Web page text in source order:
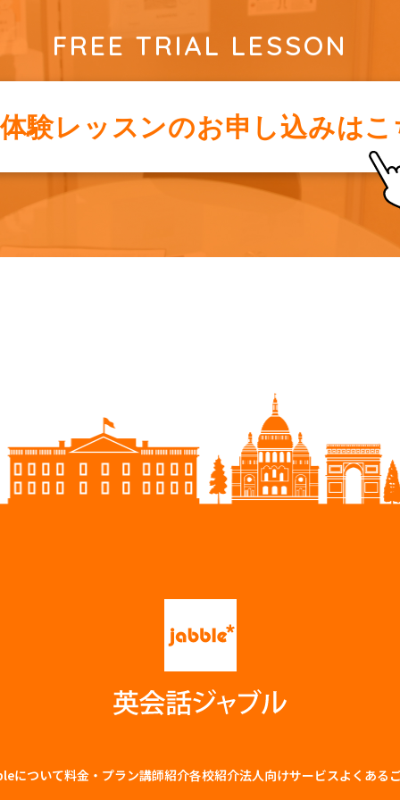
FREE TRIAL LESSON
験レッスンのお申し込みは
について料金・プラン講師紹介各校紹介法⼈向けサービスよくある